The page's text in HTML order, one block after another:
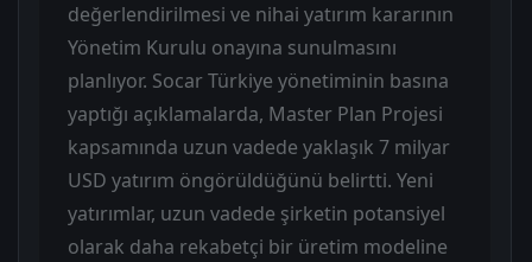
değerlendirilmesi ve nihai yatırım kararının
Yönetim Kurulu onayına sunulmasını
planlıyor. Socar Türkiye yönetiminin basına
yaptığı açıklamalarda, Master Plan Projesi
kapsamında uzun vadede yaklaşık 7 milyar
USD yatırım öngörüldüğünü belirtti. Yeni
yatırımlar, uzun vadede şirketin potansiyel
olarak daha rekabetçi bir üretim modeline